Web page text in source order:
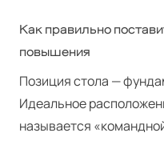
Как правильно
повышения
Позиция стола —
Идеальное
называется